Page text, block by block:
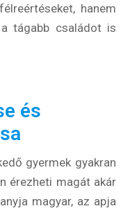
hanem
tágabb családot is
és
gyermek gyakran
érezheti magát akár
magyar, az apja